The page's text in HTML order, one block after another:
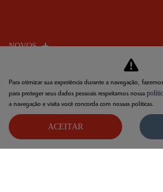
NOVOS
MAPA DO SITE
POLÍTICA DE PRIVACIDADE
Para otimizar sua experiência durante a navegação,
para proteger seus dados pessoais respeitamos nossa
a navegação e visita você concorda com nossas políticas.
ACEITAR